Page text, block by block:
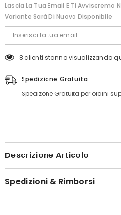
Lascia La Tua Email E Ti Avviseremo
Variante Sarà Di Nuovo Disponibile
8 clienti stanno visualizzando
Spedizione Gratuita
Spedizone Gratuita per ordini
Descrizione Articolo
Spedizioni & Rimborsi